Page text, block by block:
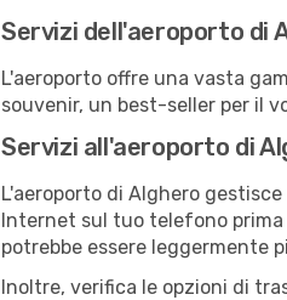
Servizi dell'aeroporto di
L'aeroporto offre una vasta
souvenir, un best-seller per il
Servizi all'aeroporto di
L'aeroporto di Alghero
Internet sul tuo telefono prima
potrebbe essere leggermente
Inoltre, verifica le opzioni di